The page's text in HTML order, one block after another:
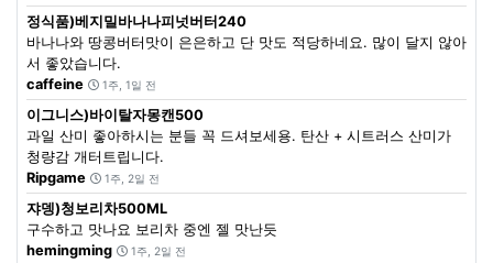
정식품)베지밀바나나피넛버터240
바나나와 땅콩버터맛이 은은하고 단 맛도 적당하네요. 많이 달지 않아
서 좋았습니다.
caffeine
1주, 1일 전
이그니스)바이탈자몽캔500
과일 산미 좋아하시는 분들 꼭 드셔보세용. 탄산 + 시트러스 산미가
청량감 개터트립니다.
Ripgame
1주, 2일 전
쟈뎅)청보리차500ML
구수하고 맛나요 보리차 중엔 젤 맛난듯
hemingming
1주, 2일 전